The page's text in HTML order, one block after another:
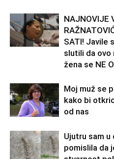
NAJNOVIJE
SATI! Javile
slutili da ovo
žena se NE
Moj muž se
kako bi
od nas
Ujutru sam
pomislila da